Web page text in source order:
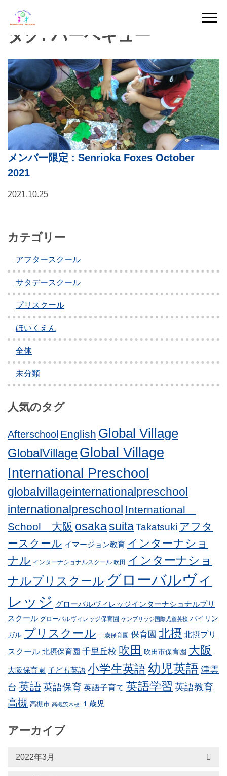
Skip
contentタグ:バーベキュー
メンバー限定 : Senrioka Foxes October
2021
2021.10.25
カテゴリー
アフタースクール
サタデースクール
プリスクール
ほいくえん
全体
未分類
人気のタグ
Afterschool English Global Village
GlobalVillageGlobal Village
International Preschool
globalvillageinternationalpreschool
internationalpreschool International
School 大阪 osakasuitaTakatsuki アフタ
ースクール イマージョン教育 インターナショ
ナル インターナショナルスクール 吹田
インターナショ
ナルプリスクール グローバルヴィ
レッジ グローバルヴィレッジインターナショナルプリ
スクール グローバルヴィレッジ保育園 ケンブリッジ国際児童英検 バイリン
ガル プリスクール 一歳保育園 保育園 北摂 北摂プリ
スクール 北摂保育園 千里丘校 吹田 吹田市保育園 大阪
大阪保育園 子ども英語 小学生英語幼児英語 津雲
台 英語英語保育 英語子育て 英語学習 英語教育
高槻 高槻市 高槻茨木校 １歳児
アーカイブ
2022年3月